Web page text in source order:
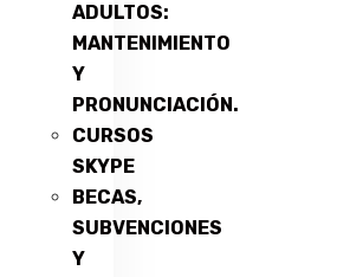
ADULTOS:
MANTENIMIENTO
Y
PRONUNCIACIÓN.
CURSOS
SKYPE
BECAS,
SUBVENCIONES
Y